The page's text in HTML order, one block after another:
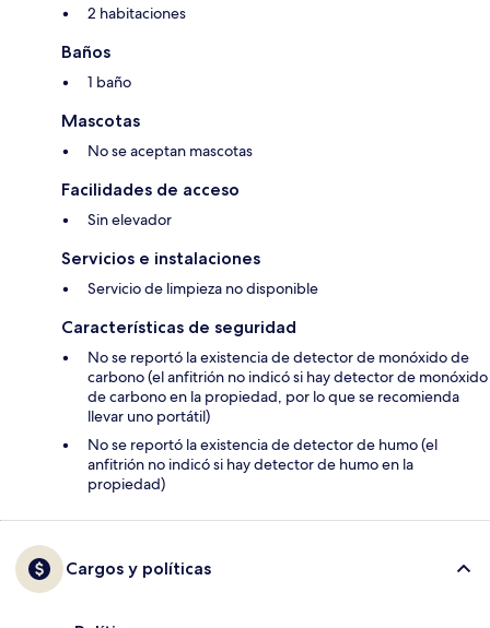
2 habitaciones
Baños
1 baño
Mascotas
No se aceptan mascotas
Facilidades de acceso
Sin elevador
Servicios e instalaciones
Servicio de limpieza no disponible
Características de seguridad
No se reportó la existencia de detector de monóxido de
carbono (el anfitrión no indicó si hay detector de monóxido
de carbono en la propiedad, por lo que se recomienda
llevar uno portátil)
No se reportó la existencia de detector de humo (el
anfitrión no indicó si hay detector de humo en la
propiedad)
Cargos y políticas